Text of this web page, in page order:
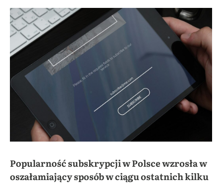
Popularność subskrypcji w Polsce wzrosła w
oszałamiający sposób w ciągu ostatnich kilku